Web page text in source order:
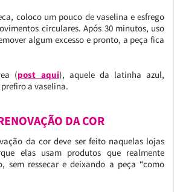
coloco um pouco de vaselina e esfrego
circulares. Após 30 minutos, uso
algum excesso e pronto, a peça fica
(post aqui), aquele da latinha azul,
a vaselina.
DA COR
da cor deve ser feito naquelas lojas
elas usam produtos que realmente
sem ressecar e deixando a peça “como